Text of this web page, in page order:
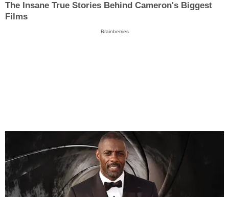
The Insane True Stories Behind Cameron's Biggest
Films
Brainberries